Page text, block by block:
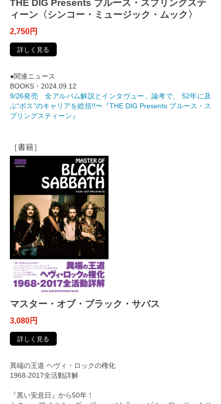
THE DIG Presents ブルース・スプリングステ
ィーン〈シンコー・ミュージック・ムック〉
2,750円
詳しく見る
●関連ニュース
BOOKS・2024.09.12
9/26発売 全アルバム解説とインタヴュー、論考で、 52年に及
ぶ“ボス”のキャリアを総括!!〜『THE DIG Presents ブルース・ス
プリングスティーン』
［書籍］
マスター・オブ・ブラック・サバス
3,080円
詳しく見る
異端の王道 ヘヴィ・ロックの権化
1968-2017全活動詳解
『黒い安息日』から50年！